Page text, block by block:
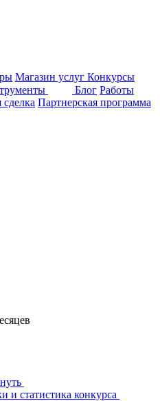
Магазин услуг Конкурсы
Блог Работы
сделка Партнерская программа
и статистика конкурса